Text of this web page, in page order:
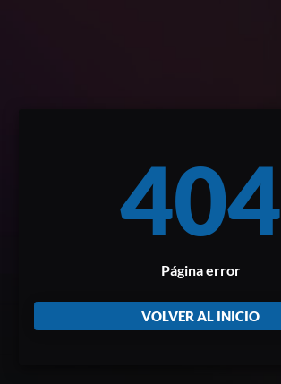
404
Página error
VOLVER AL INICIO